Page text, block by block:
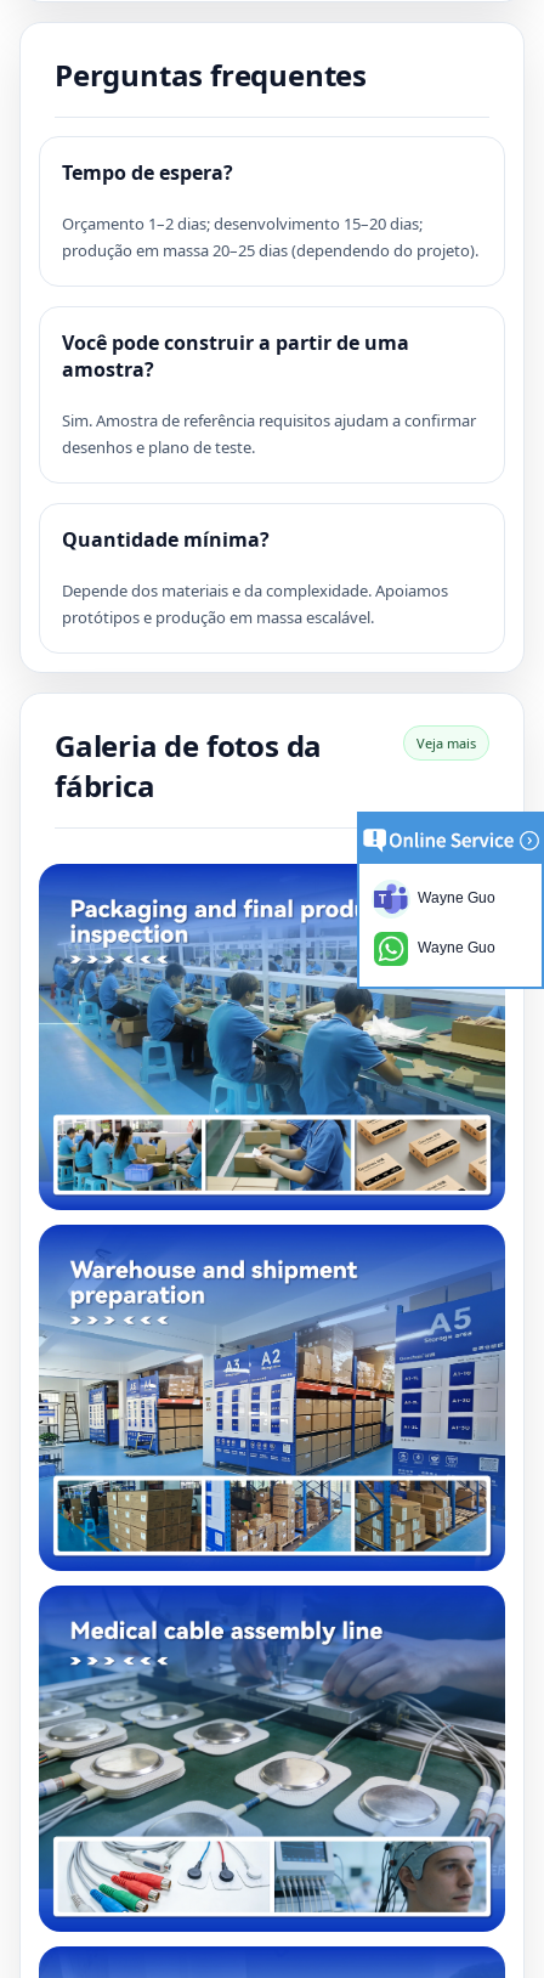
Perguntas frequentes
Tempo de espera?
Orçamento 1–2 dias; desenvolvimento 15–20 dias;
produção em massa 20–25 dias (dependendo do projeto).
Você pode construir a partir de uma
amostra?
Sim. Amostra de referência requisitos ajudam a confirmar
desenhos e plano de teste.
Quantidade mínima?
Depende dos materiais e da complexidade. Apoiamos
protótipos e produção em massa escalável.
Galeria de fotos da
fábrica
Veja mais
Wayne Guo
Wayne Guo